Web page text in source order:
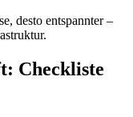
desto entspannter –
Checkliste